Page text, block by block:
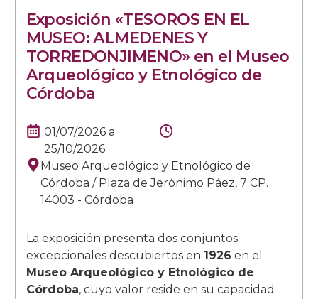
Exposición «TESOROS EN EL
MUSEO: ALMEDENES Y
TORREDONJIMENO» en el Museo
Arqueológico y Etnológico de
Córdoba
01/07/2026 a
25/10/2026
Museo Arqueológico y Etnológico de
Córdoba / Plaza de Jerónimo Páez, 7 CP.
14003 - Córdoba
La exposición presenta dos conjuntos
excepcionales descubiertos en 1926 en el
Museo Arqueológico y Etnológico de
Córdoba, cuyo valor reside en su capacidad